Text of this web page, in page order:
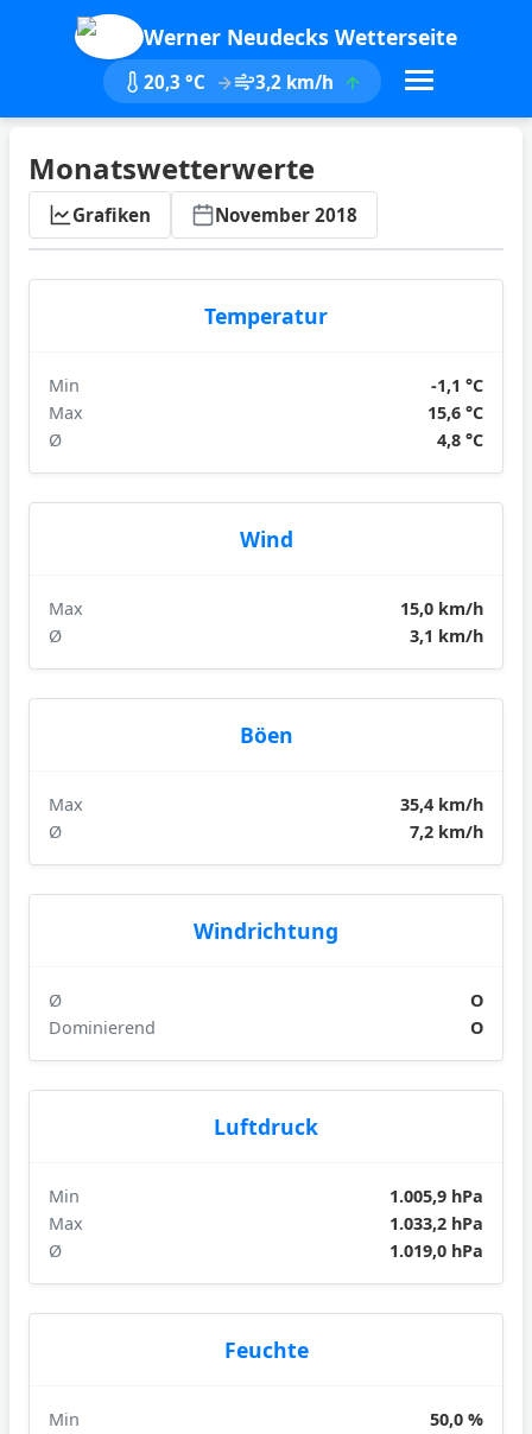
Werner Neudecks Wetterseite
20,3 °C 3,2 km/h
Monatswetterwerte
Grafiken November 2018
Temperatur
Min
-1,1 °C
Max
15,6 °C
Ø
4,8 °C
Wind
Max
15,0 km/h
Ø
3,1 km/h
Böen
Max
35,4 km/h
Ø
7,2 km/h
Windrichtung
Ø
O
Dominierend
O
Luftdruck
Min
1.005,9 hPa
Max
1.033,2 hPa
Ø
1.019,0 hPa
Feuchte
Min
50,0 %